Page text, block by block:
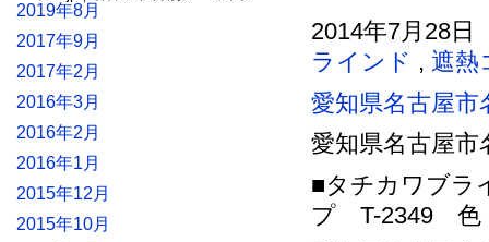
2014年7月28
ラインド , 遮熱
愛知県名古屋
愛知県名古屋
■タチカワブ
プ T-2349 色
2019年8月
2017年9月
2017年2月
2016年3月
2016年2月
2016年1月
2015年12月
2015年10月